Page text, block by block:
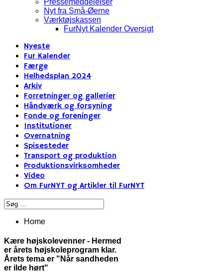
Pressemeddelelser
Nyt fra Små-Øerne
Værktøjskassen
FurNyt Kalender Oversigt
Nyeste
Fur Kalender
Færge
Helhedsplan 2024
Arkiv
Forretninger og gallerier
Håndværk og forsyning
Fonde og foreninger
Institutioner
Overnatning
Spisesteder
Transport og produktion
Produktionsvirksomheder
Video
Om FurNYT og Artikler til FurNYT
Home
Kære højskolevenner - Hermed
er årets højskoleprogram klar.
Årets tema er "Når sandheden
er ilde hørt"